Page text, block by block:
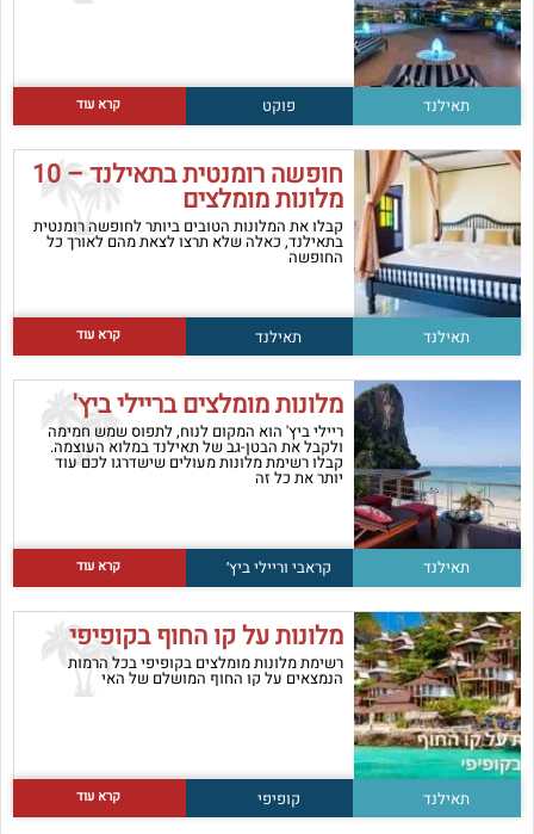
תאילנד פוקט קרא עוד
חופשה רומנטית בתאילנד – 10
מלונות מומלצים
קבלו את המלונות הטובים ביותר לחופשה רומנטית
בתאילנד, כאלה שלא תרצו לצאת מהם לאורך כל
החופשה
תאילנד תאילנד קרא עוד
מלונות מומלצים בריילי ביץ'
ריילי ביץ' הוא המקום לנוח, לתפוס שמש חמימה
ולקבל את הבטן-גב של תאילנד במלוא העוצמה.
קבלו רשימת מלונות מעולים שישדרגו לכם עוד
יותר את כל זה
תאילנד קראבי וריילי ביץ׳ קרא עוד
מלונות על קו החוף בקופיפי
רשימת מלונות מומלצים בקופיפי בכל הרמות
הנמצאים על קו החוף המושלם של האי
תאילנד קופיפי קרא עוד